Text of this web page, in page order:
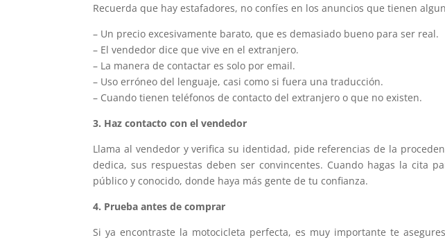
Recuerda que hay estafadores, no confíes en los anuncios que tienen
– Un precio excesivamente barato, que es demasiado bueno para ser real.
– El vendedor dice que vive en el extranjero.
– La manera de contactar es solo por email.
– Uso erróneo del lenguaje, casi como si fuera una traducción.
– Cuando tienen teléfonos de contacto del extranjero o que no existen.
3. Haz contacto con el vendedor
Llama al vendedor y verifica su identidad, pide referencias de la
dedica, sus respuestas deben ser convincentes. Cuando hagas la cita
público y conocido, donde haya más gente de tu confianza.
4. Prueba antes de comprar
Si ya encontraste la motocicleta perfecta, es muy importante te